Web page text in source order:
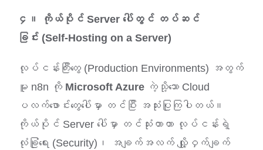
၄။ ကိုယ်ပိုင် Server ပေါ်တွင် တပ်ဆင်
ခြင်း (Self-Hosting on a Server)
လုပ်ငန်းကြီးတွေ (Production Environments) အတွက်
မူ n8n ကို Microsoft Azureကဲ့သို့သော Cloud
ပလက်ဖောင်းတွေပေါ်မှာ တင်ပြီး အသုံးပြုကြပါတယ်။
ကိုယ်ပိုင် Server ပေါ်မှာ တင်သုံးတာဟာ လုပ်ငန်းရဲ့
လုံခြုံရေး (Security)၊ အချက်အလက် လျှို့ဝှက်ချက်